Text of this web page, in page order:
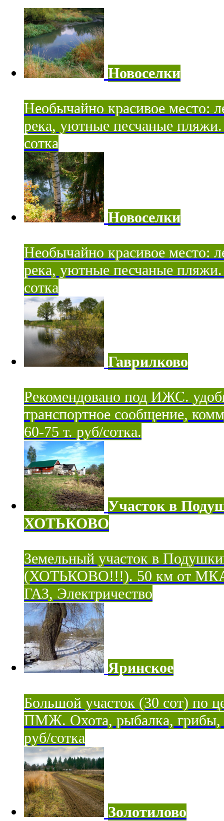
Новоселки
Необычайно красивое место:
река, уютные песчаные
сотка
Новоселки
Необычайно красивое место:
река, уютные песчаные
сотка
Гаврилково
Рекомендовано под ИЖС.
транспортное сообщение,
60-75 т. руб/сотка.
Участок в
ХОТЬКОВО
Земельный участок в
(ХОТЬКОВО!!!). 50 км от
ГАЗ, Электричество
Яринское
Большой участок (30 сот) по
ПМЖ. Охота, рыбалка, грибы,
руб/сотка
Золотилово